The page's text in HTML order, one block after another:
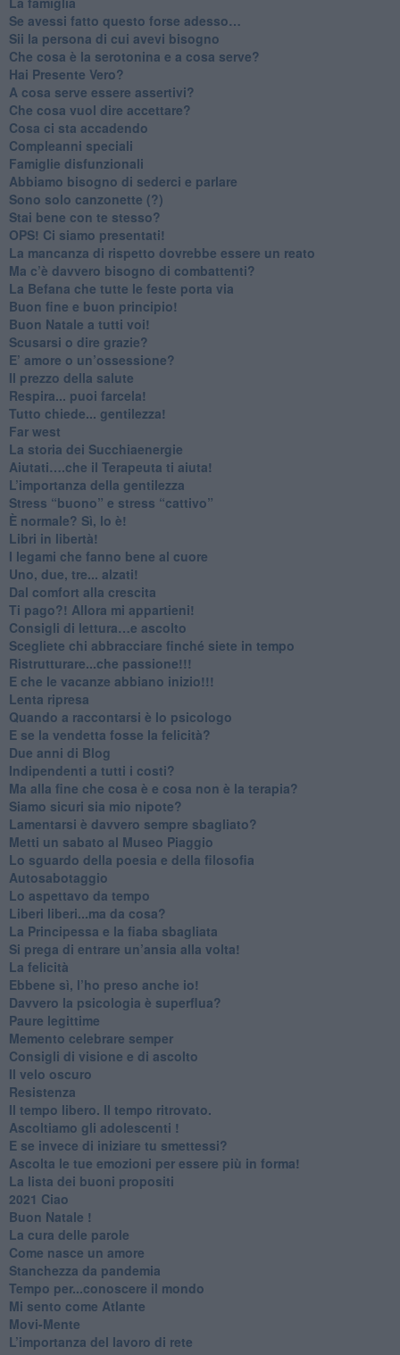
​Se avessi fatto questo forse adesso…
​Sii la persona di cui avevi bisogno
Che cosa è la serotonina e a cosa serve?
​Hai Presente Vero?
A cosa serve essere assertivi?
​Che cosa vuol dire accettare?
​Cosa ci sta accadendo
​Compleanni speciali
​Famiglie disfunzionali
​Abbiamo bisogno di sederci e parlare
Sono solo canzonette (?)
​Stai bene con te stesso?
​OPS! Ci siamo presentati!
​La mancanza di rispetto dovrebbe essere un reato
​Ma c’è davvero bisogno di combattenti?
​La Befana che tutte le feste porta via
Buon fine e buon principio!
​Buon Natale a tutti voi!
​Scusarsi o dire grazie?
​E’ amore o un’ossessione?
​Il prezzo della salute
​Respira... puoi farcela!
​Tutto chiede... gentilezza!
​Far west
​La storia dei Succhiaenergie
​Aiutati….che il Terapeuta ti aiuta!
​L’importanza della gentilezza
​Stress “buono” e stress “cattivo”
​È normale? Sì, lo è!
​Libri in libertà!
​I legami che fanno bene al cuore
Uno, due, tre... alzati!​
​Dal comfort alla crescita
​Ti pago?! Allora mi appartieni!​
​Consigli di lettura…e ascolto
​Scegliete chi abbracciare finché siete in tempo
​Ristrutturare...che passione!!!
​E che le vacanze abbiano inizio!!!
​Lenta ripresa
​Quando a raccontarsi è lo psicologo
​E se la vendetta fosse la felicità?
​Due anni di Blog
​Indipendenti a tutti i costi?
​Ma alla fine che cosa è e cosa non è la terapia?
​Siamo sicuri sia mio nipote?
​Lamentarsi è davvero sempre sbagliato?
​Metti un sabato al Museo Piaggio
​Lo sguardo della poesia e della filosofia
Autosabotaggio
​Lo aspettavo da tempo
​Liberi liberi...ma da cosa?
​La Principessa e la fiaba sbagliata
Si prega di entrare un’ansia alla volta!
​La felicità
​Ebbene sì, l’ho preso anche io!
​Davvero la psicologia è superflua?
Paure legittime
​Memento celebrare semper
​Consigli di visione e di ascolto
​Il velo oscuro
Resistenza
​Il tempo libero. Il tempo ritrovato.
Ascoltiamo gli adolescenti !
​E se invece di iniziare tu smettessi?
​Ascolta le tue emozioni per essere più in forma!
​La lista dei buoni propositi
2021 Ciao
Buon Natale !
​La cura delle parole
​Come nasce un amore
Stanchezza da pandemia
​Tempo per...conoscere il mondo
​Mi sento come Atlante
​Movi-Mente
​L’importanza del lavoro di rete